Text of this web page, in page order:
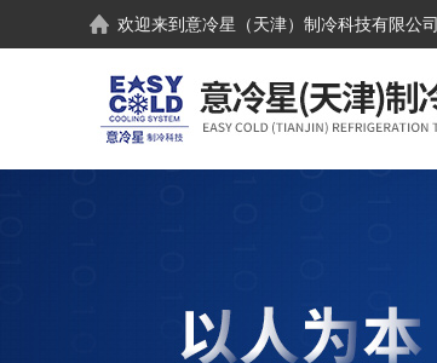
欢迎来到意冷星（天津）制冷科技有限公司